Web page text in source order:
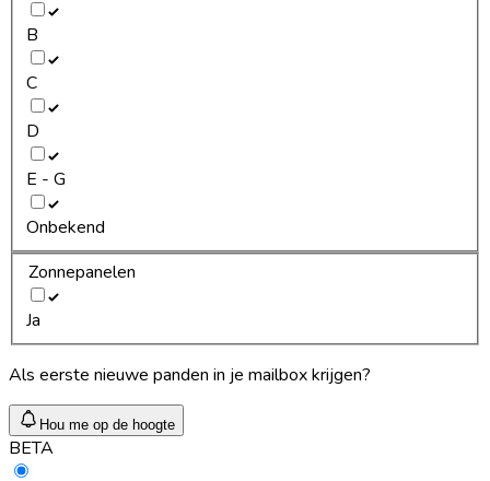
B
C
D
E - G
Onbekend
Zonnepanelen
Ja
Als eerste nieuwe panden in je mailbox krijgen?
Hou me op de hoogte
BETA